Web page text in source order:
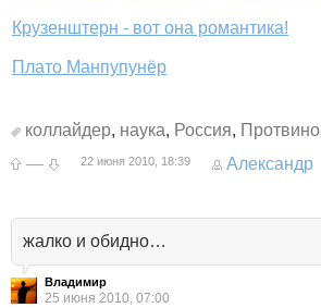
Крузенштерн - вот она романтика!
Плато Манпупунёр
коллайдер, наука, Россия, Протвино
—
22 июня 2010, 18:39 Александр
жалко и обидно…
Владимир
25 июня 2010, 07:00